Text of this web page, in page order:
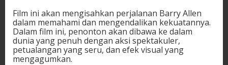
Film ini akan mengisahkan perjalanan Barry Allen
dalam memahami dan mengendalikan kekuatannya.
Dalam film ini, penonton akan dibawa ke dalam
dunia yang penuh dengan aksi spektakuler,
petualangan yang seru, dan efek visual yang
mengagumkan.